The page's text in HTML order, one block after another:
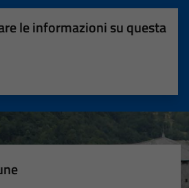
le informazioni su questa
5 stelle su 5
su 5
su 5
5